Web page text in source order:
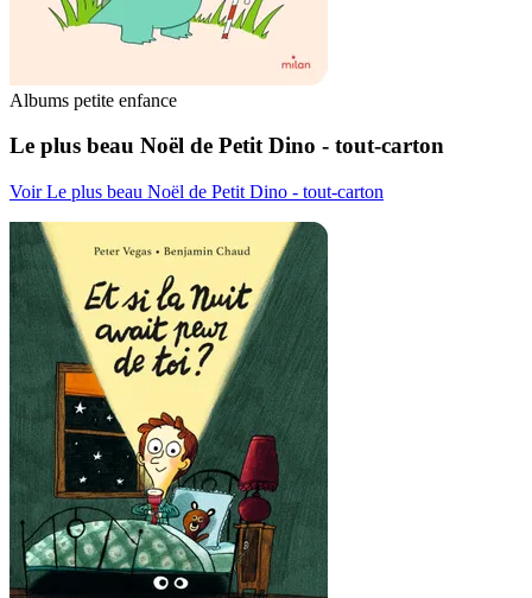
Albums petite enfance
Le plus beau Noël de Petit Dino - tout-carton
Voir Le plus beau Noël de Petit Dino - tout-carton